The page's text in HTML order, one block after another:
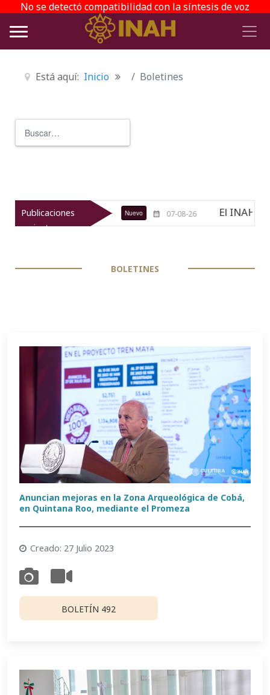
No se detectó compatibilidad con la síntesis de voz
Está aquí: Inicio Boletines
Publicaciones
recientes
Nuevo 07-08-26 El INAH revitaliza el
BOLETINES
Anuncian mejoras en la Zona Arqueológica de Cobá,
en Quintana Roo, mediante el Promeza
Creado: 27 Julio 2023
BOLETÍN 492